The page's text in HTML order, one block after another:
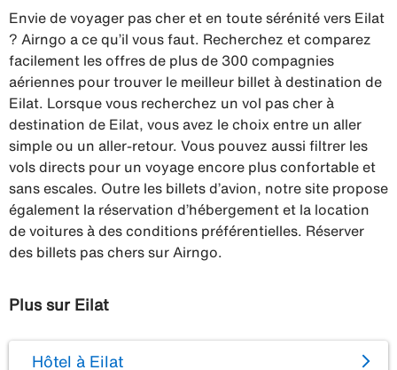
Envie de voyager pas cher et en toute sérénité vers Eilat
? Airngo a ce qu’il vous faut. Recherchez et comparez
facilement les offres de plus de 300 compagnies
aériennes pour trouver le meilleur billet à destination de
Eilat. Lorsque vous recherchez un vol pas cher à
destination de Eilat, vous avez le choix entre un aller
simple ou un aller-retour. Vous pouvez aussi filtrer les
vols directs pour un voyage encore plus confortable et
sans escales. Outre les billets d’avion, notre site propose
également la réservation d’hébergement et la location
de voitures à des conditions préférentielles. Réserver
des billets pas chers sur Airngo.
Plus sur Eilat
Hôtel à Eilat